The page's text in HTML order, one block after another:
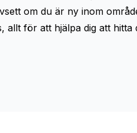
om du är ny inom
allt för att hjälpa dig att hitta